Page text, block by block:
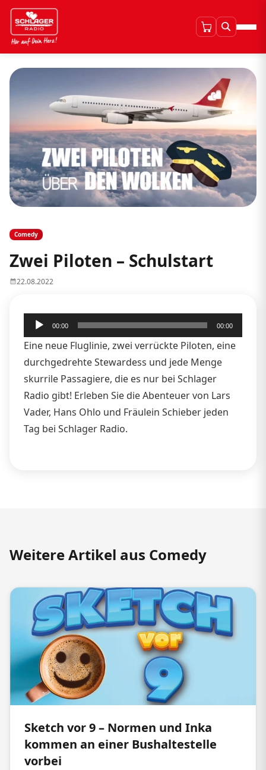
Comedy
Zwei Piloten – Schulstart
22.08.2022
Audio-
Player
00:00 00:00
Eine neue Fluglinie, zwei verrückte Piloten, eine
durchgedrehte Stewardess und jede Menge
skurrile Passagiere, die es nur bei Schlager
Radio gibt! Erleben Sie die Abenteuer von Lars
Vader, Hans Ohlo und Fräulein Schieber jeden
Tag bei Schlager Radio.
Weitere Artikel aus Comedy
Sketch vor 9 – Normen und Inka
kommen an einer Bushaltestelle
vorbei